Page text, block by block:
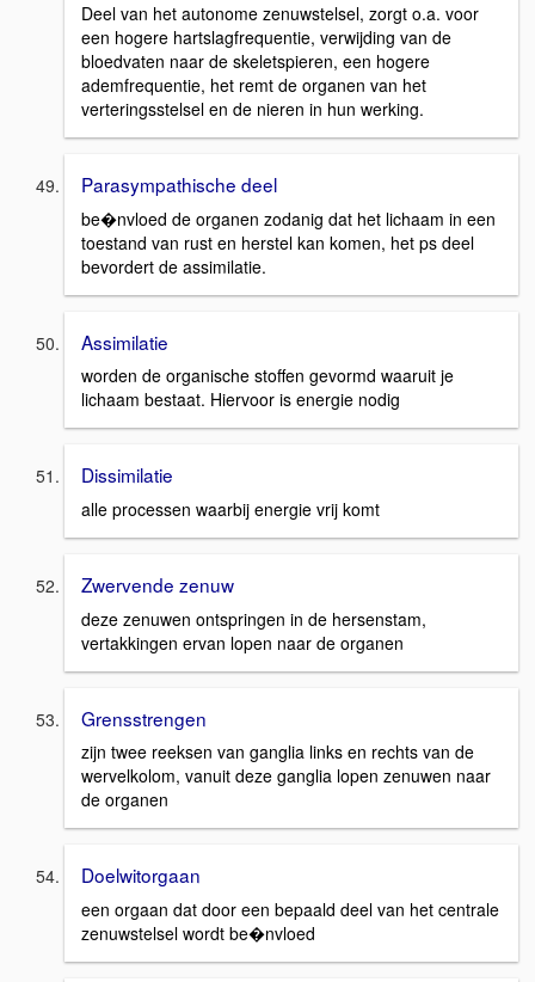
Deel van het autonome zenuwstelsel, zorgt o.a. voor
een hogere hartslagfrequentie, verwijding van de
bloedvaten naar de skeletspieren, een hogere
ademfrequentie, het remt de organen van het
verteringsstelsel en de nieren in hun werking.
Parasympathische deel
be�nvloed de organen zodanig dat het lichaam in een
toestand van rust en herstel kan komen, het ps deel
bevordert de assimilatie.
Assimilatie
worden de organische stoffen gevormd waaruit je
lichaam bestaat. Hiervoor is energie nodig
Dissimilatie
alle processen waarbij energie vrij komt
Zwervende zenuw
deze zenuwen ontspringen in de hersenstam,
vertakkingen ervan lopen naar de organen
Grensstrengen
zijn twee reeksen van ganglia links en rechts van de
wervelkolom, vanuit deze ganglia lopen zenuwen naar
de organen
Doelwitorgaan
een orgaan dat door een bepaald deel van het centrale
zenuwstelsel wordt be�nvloed